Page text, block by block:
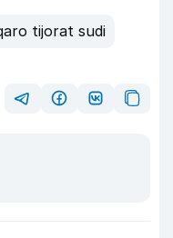
tijorat sudi